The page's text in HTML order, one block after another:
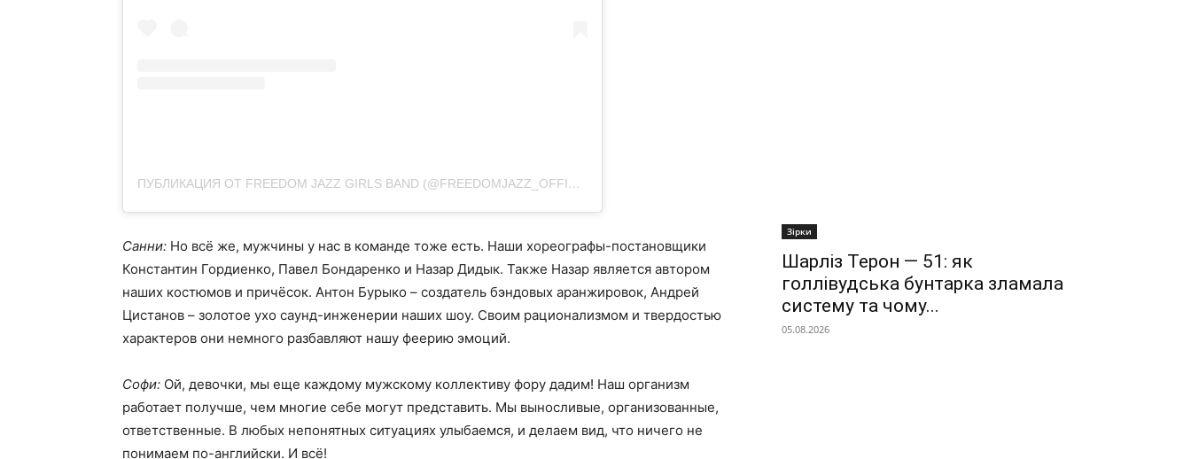
ПУБЛИКАЦИЯ ОТ FREEDOM JAZZ GIRLS BAND (@FREEDOMJAZZ_OFFICIAL)
Санни: Но всё же, мужчины у нас в команде тоже есть. Наши хореографы-постановщики
Константин Гордиенко, Павел Бондаренко и Назар Дидык. Также Назар является автором
наших костюмов и причёсок. Антон Бурыко – создатель бэндовых аранжировок, Андрей
Цистанов – золотое ухо саунд-инженерии наших шоу. Своим рационализмом и твердостью
характеров они немного разбавляют нашу феерию эмоций.
Софи: Ой, девочки, мы еще каждому мужскому коллективу фору дадим! Наш организм
работает получше, чем многие себе могут представить. Мы выносливые, организованные,
ответственные. В любых непонятных ситуациях улыбаемся, и делаем вид, что ничего не
понимаем по-английски. И всё!
Зірки
Шарліз Терон — 51: як
голлівудська бунтарка зламала
систему та чому...
05.08.2026